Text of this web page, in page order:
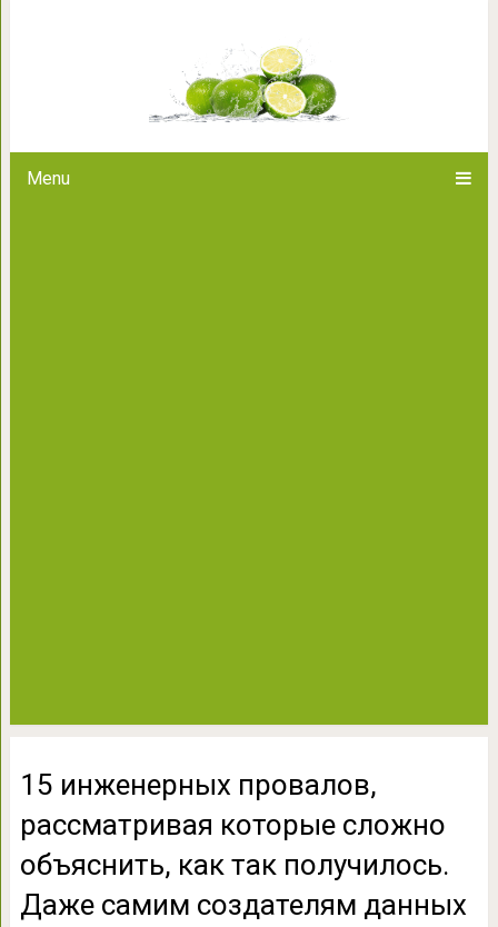
Menu
объяснить, как так
15 инженерных провалов,
рассматривая которые сложно
объяснить, как так получилось.
Даже самим создателям данных